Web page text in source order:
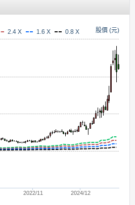
股價 (元)
2.4 X 1.6 X 0.8 X
2022/11 2024/12